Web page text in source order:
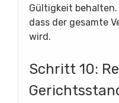
Gültigkeit
dass der gesamte
wird.
Schritt 10: